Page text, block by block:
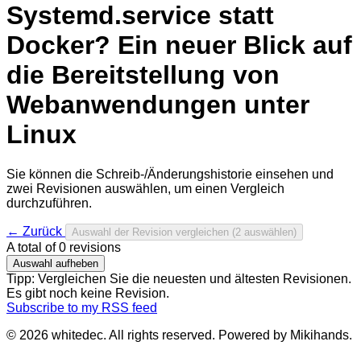
Systemd.service statt
Docker? Ein neuer Blick auf
die Bereitstellung von
Webanwendungen unter
Linux
Sie können die Schreib-/Änderungshistorie einsehen und
zwei Revisionen auswählen, um einen Vergleich
durchzuführen.
← Zurück Auswahl der Revision vergleichen (2 auswählen)
A total of0 revisions
Auswahl aufheben
Tipp: Vergleichen Sie die neuesten und ältesten Revisionen.
Es gibt noch keine Revision.
Subscribe to my RSS feed
© 2026 whitedec. All rights reserved. Powered by Mikihands.